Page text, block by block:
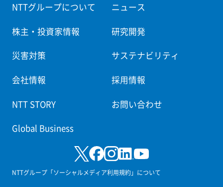
NTTグループについて ニュース
株主・投資家情報 研究開発
災害対策 サステナビリティ
会社情報 採用情報
NTT STORY お問い合わせ
Global Business
NTTグループ「ソーシャルメディア利用規約」について